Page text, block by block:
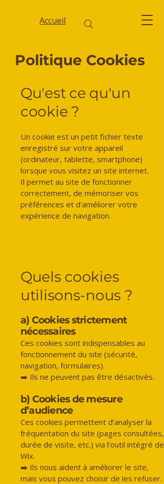
Accueil
Politique Cookies
Qu'est ce qu'un
cookie ?
Un cookie est un petit fichier texte
enregistré sur votre appareil
(ordinateur, tablette, smartphone)
lorsque vous visitez un site internet.
Il permet au site de fonctionner
correctement, de mémoriser vos
préférences et d’améliorer votre
expérience de navigation.
Quels cookies
utilisons-nous ?
a) Cookies strictement
nécessaires
Ces cookies sont indispensables au
fonctionnement du site (sécurité,
navigation, formulaires).
➡️ Ils ne peuvent pas être désactivés.
b) Cookies de mesure
d’audience
Ces cookies permettent d’analyser la
fréquentation du site (pages consultées,
durée de visite, etc.) via l’outil intégré de
Wix.
➡️ Ils nous aident à améliorer le site,
mais vous pouvez choisir de les refuser.